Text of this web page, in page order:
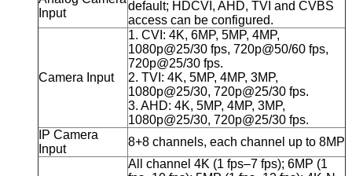
Input
default; HDCVI, AHD, TVI and CVBS
access can be configured.
Camera Input
1. CVI: 4K, 6MP, 5MP, 4MP,
1080p@25/30 fps, 720p@50/60 fps,
720p@25/30 fps.
2. TVI: 4K, 5MP, 4MP, 3MP,
1080p@25/30, 720p@25/30 fps.
3. AHD: 4K, 5MP, 4MP, 3MP,
1080p@25/30, 720p@25/30 fps.
IP Camera
Input
8+8 channels, each channel up to 8MP
All channel 4K (1 fps–7 fps); 6MP (1